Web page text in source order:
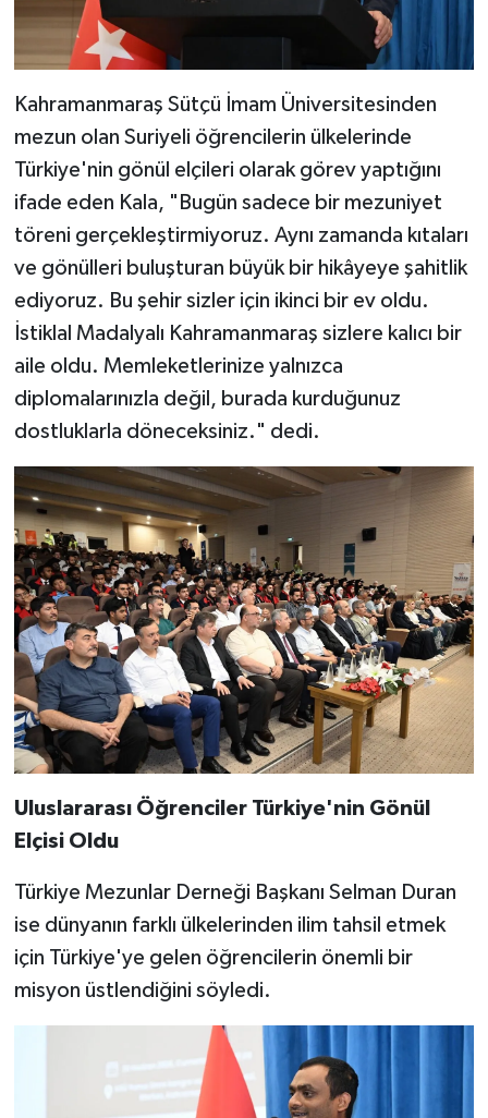
Kahramanmaraş Sütçü İmam Üniversitesinden
mezun olan Suriyeli öğrencilerin ülkelerinde
Türkiye'nin gönül elçileri olarak görev yaptığını
ifade eden Kala, "Bugün sadece bir mezuniyet
töreni gerçekleştirmiyoruz. Aynı zamanda kıtaları
ve gönülleri buluşturan büyük bir hikâyeye şahitlik
ediyoruz. Bu şehir sizler için ikinci bir ev oldu.
İstiklal Madalyalı Kahramanmaraş sizlere kalıcı bir
aile oldu. Memleketlerinize yalnızca
diplomalarınızla değil, burada kurduğunuz
dostluklarla döneceksiniz." dedi.
Uluslararası Öğrenciler Türkiye'nin Gönül
Elçisi Oldu
Türkiye Mezunlar Derneği Başkanı Selman Duran
ise dünyanın farklı ülkelerinden ilim tahsil etmek
için Türkiye'ye gelen öğrencilerin önemli bir
misyon üstlendiğini söyledi.